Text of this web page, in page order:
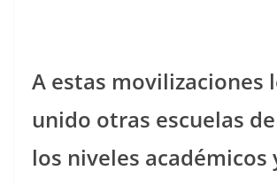
A estas movilizaciones
unido otras escuelas
los niveles académicos